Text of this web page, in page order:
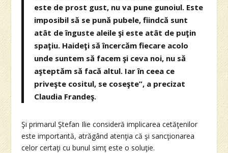
este de prost gust, nu va pune gunoiul. Este
imposibil să se pună pubele, fiindcă sunt
atât de înguste aleile şi este atât de puţin
spaţiu. Haideţi să încercăm fiecare acolo
unde suntem să facem şi ceva noi, nu să
aşteptăm să facă altul. Iar în ceea ce
priveşte cositul, se coseşte”, a precizat
Claudia Frandeş.
Şi primarul Ştefan Ilie consideră implicarea cetăţenilor
este importantă, atrăgând atenţia că şi sancţionarea
celor certaţi cu bunul simţ este o soluţie.